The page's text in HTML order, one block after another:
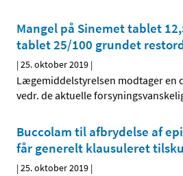
Mangel på Sinemet tablet
tablet 25/100 grundet
|25. oktober 2019 |
Lægemiddelstyrelsen modtager en
vedr. de aktuelle
Buccolam til afbrydelse af
får generelt klausuleret
|25. oktober 2019 |